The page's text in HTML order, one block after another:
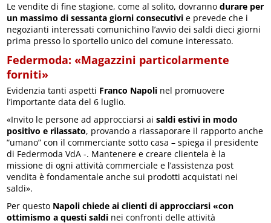
Le vendite di fine stagione, come al solito, dovrannodurare per
un massimo di sessanta giorni consecutivi e prevede che i
negozianti interessati comunichino l’avvio dei saldi dieci giorni
prima presso lo sportello unico del comune interessato.
Federmoda: «Magazzini particolarmente
forniti»
Evidenzia tanti aspetti Franco Napoli nel promuovere
l’importante data del 6 luglio.
«Invito le persone ad approcciarsi aisaldi estivi in modo
positivo e rilassato, provando a riassaporare il rapporto anche
“umano” con il commerciante sotto casa – spiega il presidente
di Federmoda VdA -. Mantenere e creare clientela è la
missione di ogni attività commerciale e l’assistenza post
vendita è fondamentale anche sui prodotti acquistati nei
saldi».
Per questo Napoli chiede ai clienti di approcciarsi «con
ottimismo a questi saldi nei confronti delle attività